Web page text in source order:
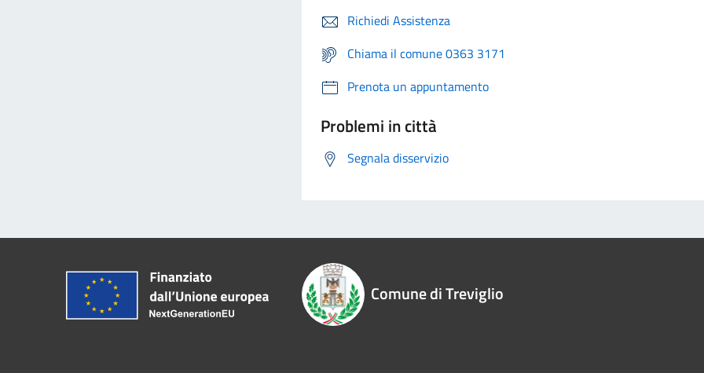
Richiedi Assistenza
Chiama il comune 0363 3171
Prenota un appuntamento
Problemi in città
Segnala disservizio
Comune di Treviglio